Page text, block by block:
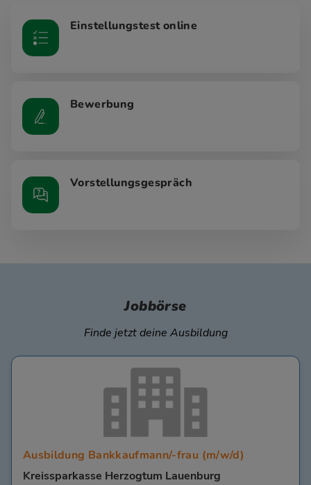
Einstellungstest online
Bewerbung
Vorstellungsgespräch
Jobbörse
Finde jetzt deine Ausbildung
Ausbildung Bankkaufmann/-frau (m/w/d)
Kreissparkasse Herzogtum Lauenburg